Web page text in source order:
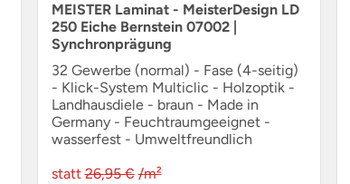
MEISTER Laminat - MeisterDesign LD
250 Eiche Bernstein 07002 |
Synchronprägung
32 Gewerbe (normal) - Fase (4-seitig)
- Klick-System Multiclic - Holzoptik -
Landhausdiele - braun - Made in
Germany - Feuchtraumgeeignet -
wasserfest - Umweltfreundlich
statt 26,95 € /m²